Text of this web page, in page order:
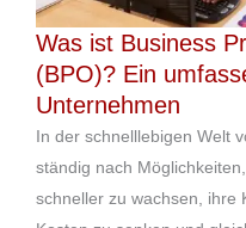
Was ist Business
(BPO)? Ein
Unternehmen
In der schnelllebigen Welt
ständig nach
schneller zu wachsen, ihre